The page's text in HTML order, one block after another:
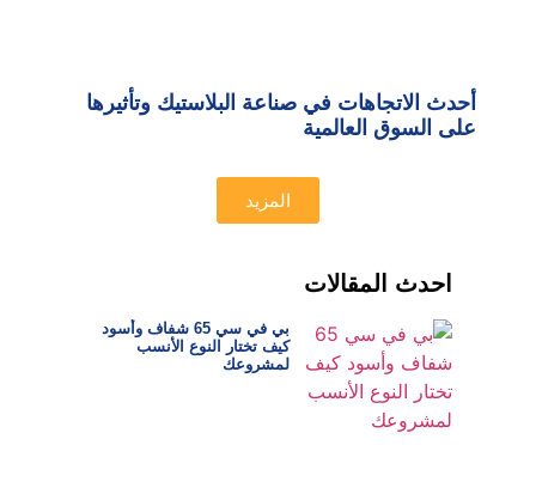
أحدث الاتجاهات في صناعة البلاستيك وتأثيرها
على السوق العالمية
المزيد
احدث المقالات
بي في سي 65 شفاف وأسود
كيف تختار النوع الأنسب
لمشروعك